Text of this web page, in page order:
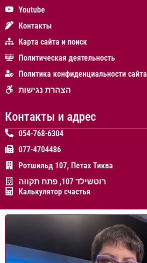
Youtube
Контакты
Карта сайта и поиск
Политическая деятельность
Политика конфиденциальности сайта
הצהרת נגישות
Контакты и адрес
054-768-6304
077-4704486
Ротшильд 107, Петах Тиква
רוטשילד 107, פתח תקווה
Калькулятор счастья